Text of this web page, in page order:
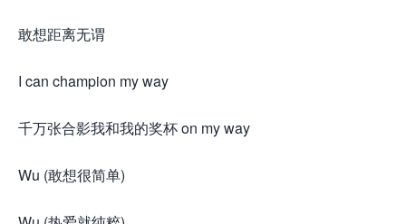
敢想距离无谓
I can champion my way
千万张合影我和我的奖杯 on my way
Wu (敢想很简单)